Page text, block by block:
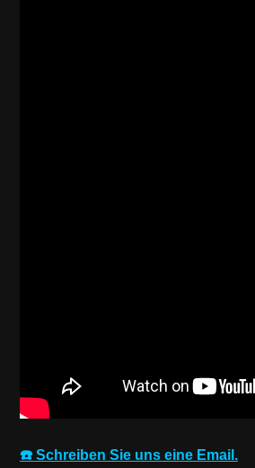
☎️ Schreiben Sie uns eine Email.